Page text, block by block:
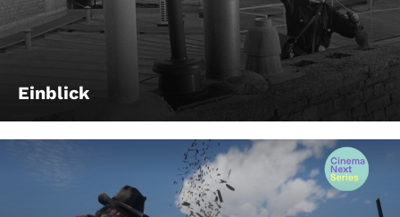
Einblick